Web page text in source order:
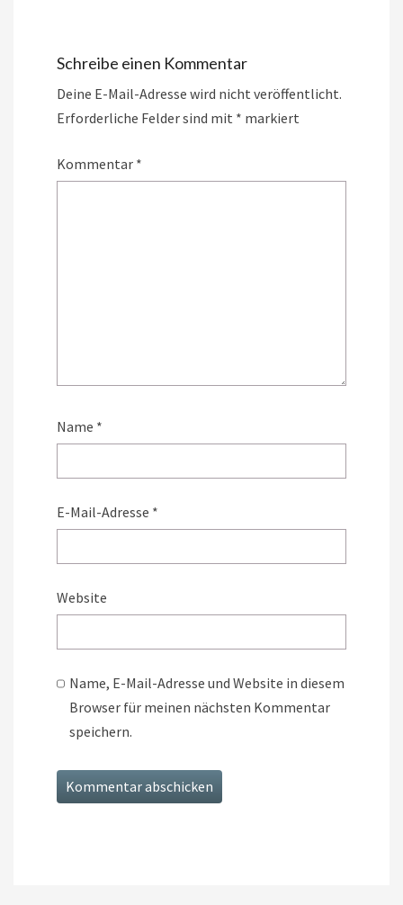
Schreibe einen Kommentar
Deine E-Mail-Adresse wird nicht veröffentlicht.
Erforderliche Felder sind mit * markiert
Kommentar *
Name *
E-Mail-Adresse *
Website
Name, E-Mail-Adresse und Website in diesem
Browser für meinen nächsten Kommentar
speichern.